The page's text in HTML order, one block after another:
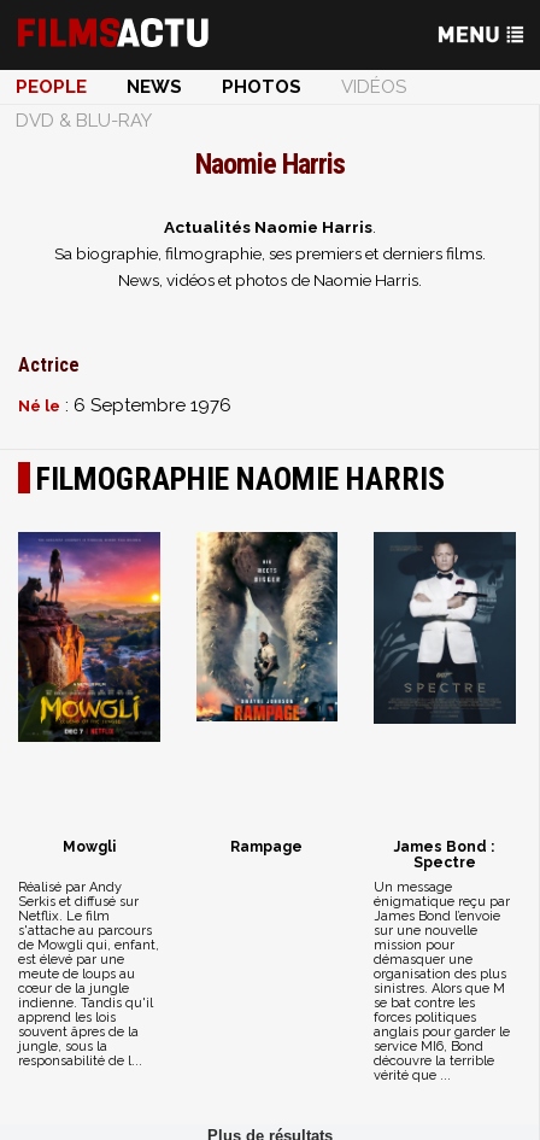
PEOPLE NEWS PHOTOS
VIDÉOS
DVD & BLU-RAY
Naomie Harris
Actualités Naomie Harris.
Sa biographie, filmographie, ses premiers et derniers films.
News, vidéos et photos de Naomie Harris.
Actrice
Né le : 6 Septembre 1976
FILMOGRAPHIE NAOMIE HARRIS
Mowgli
Réalisé par Andy
Serkis et diffusé sur
Netflix. Le film
s'attache au parcours
de Mowgli qui, enfant,
est élevé par une
meute de loups au
cœur de la jungle
indienne. Tandis qu'il
apprend les lois
souvent âpres de la
jungle, sous la
responsabilité de l...
Rampage
James Bond :
Spectre
Un message
énigmatique reçu par
James Bond l’envoie
sur une nouvelle
mission pour
démasquer une
organisation des plus
sinistres. Alors que M
se bat contre les
forces politiques
anglais pour garder le
service MI6, Bond
découvre la terrible
vérité que ...